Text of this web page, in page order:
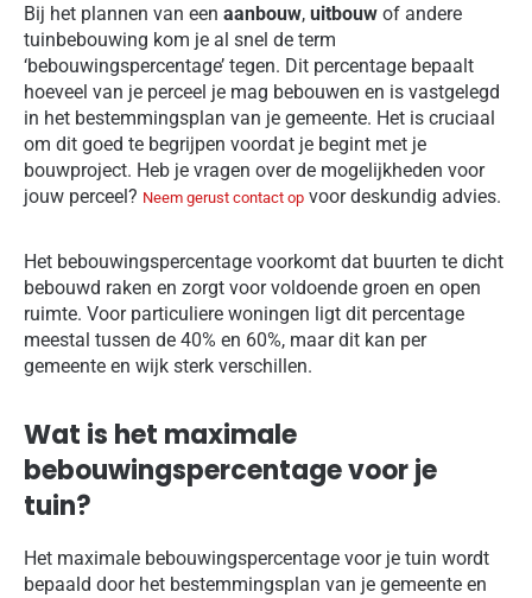
Bij het plannen van een aanbouw, uitbouw of andere
tuinbebouwing kom je al snel de term
‘bebouwingspercentage’ tegen. Dit percentage bepaalt
hoeveel van je perceel je mag bebouwen en is vastgelegd
in het bestemmingsplan van je gemeente. Het is cruciaal
om dit goed te begrijpen voordat je begint met je
bouwproject. Heb je vragen over de mogelijkheden voor
jouw perceel? Neem gerust contact op voor deskundig advies.
Het bebouwingspercentage voorkomt dat buurten te dicht
bebouwd raken en zorgt voor voldoende groen en open
ruimte. Voor particuliere woningen ligt dit percentage
meestal tussen de 40% en 60%, maar dit kan per
gemeente en wijk sterk verschillen.
Wat is het maximale
bebouwingspercentage voor je
tuin?
Het maximale bebouwingspercentage voor je tuin wordt
bepaald door het bestemmingsplan van je gemeente en